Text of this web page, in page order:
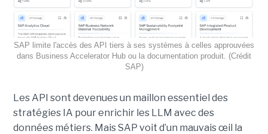
SAP limite l'accès des API tiers à ses systèmes à celles approuvées
dans Business Accelerator Hub ou la documentation produit. (Crédit
SAP)
Les API sont devenues un maillon essentiel des
stratégies IA pour enrichir les LLM avec des
données métiers. Mais SAP voit d’un mauvais œil la